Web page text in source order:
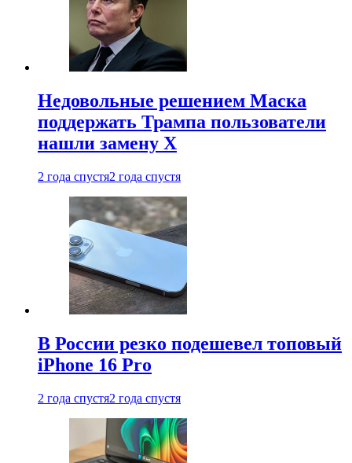
Недовольные решением Маска
поддержать Трампа пользователи
нашли замену X
2 года спустя2 года спустя
В России резко подешевел топовый
iPhone 16 Pro
2 года спустя2 года спустя